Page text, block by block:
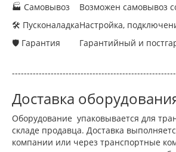
🏭 Самовывоз
🛠 Пусконаладка
🛡 Гарантия
Возможен самовывоз
Настройка,
Гарантийный и
Доставка
Оборудование упаковывается для
складе продавца. Доставка
компании или через транспортные